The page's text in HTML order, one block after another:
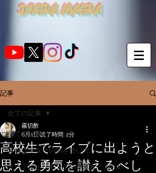
DOGRA MAGRA
記事
全ての記事
SNSとギターの向き合い方
サークルピッキングのやり方・まとめ
全ての記事
高校生でライブに出ようと
思える勇気を讃えるべし
霧切酢
6月1日読了時間: 2分